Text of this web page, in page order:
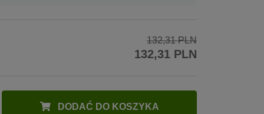
132,31 PLN
132,31 PLN
DODAĆ DO KOSZYKA